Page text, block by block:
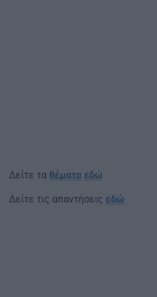
Δείτε τα θέματα εδώ
Δείτε τις απαντήσεις εδώ